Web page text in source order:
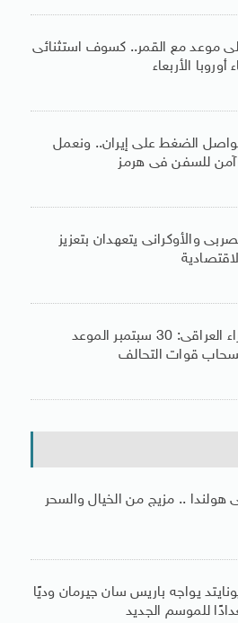
موعد مع القمر.. كسوف استثنائى
الأربعاء
الضغط على إيران.. ونعمل
للسفن فى هرمز
والأوكرانى يتعهدان بتعزيز
رئيس الوزراء العراقى: 30 سبتمبر الموعد
قوات التحالف
هولندا .. مزيج من الخيال والسحر
يواجه باريس سان جيرمان وديًا
للموسم الجديد